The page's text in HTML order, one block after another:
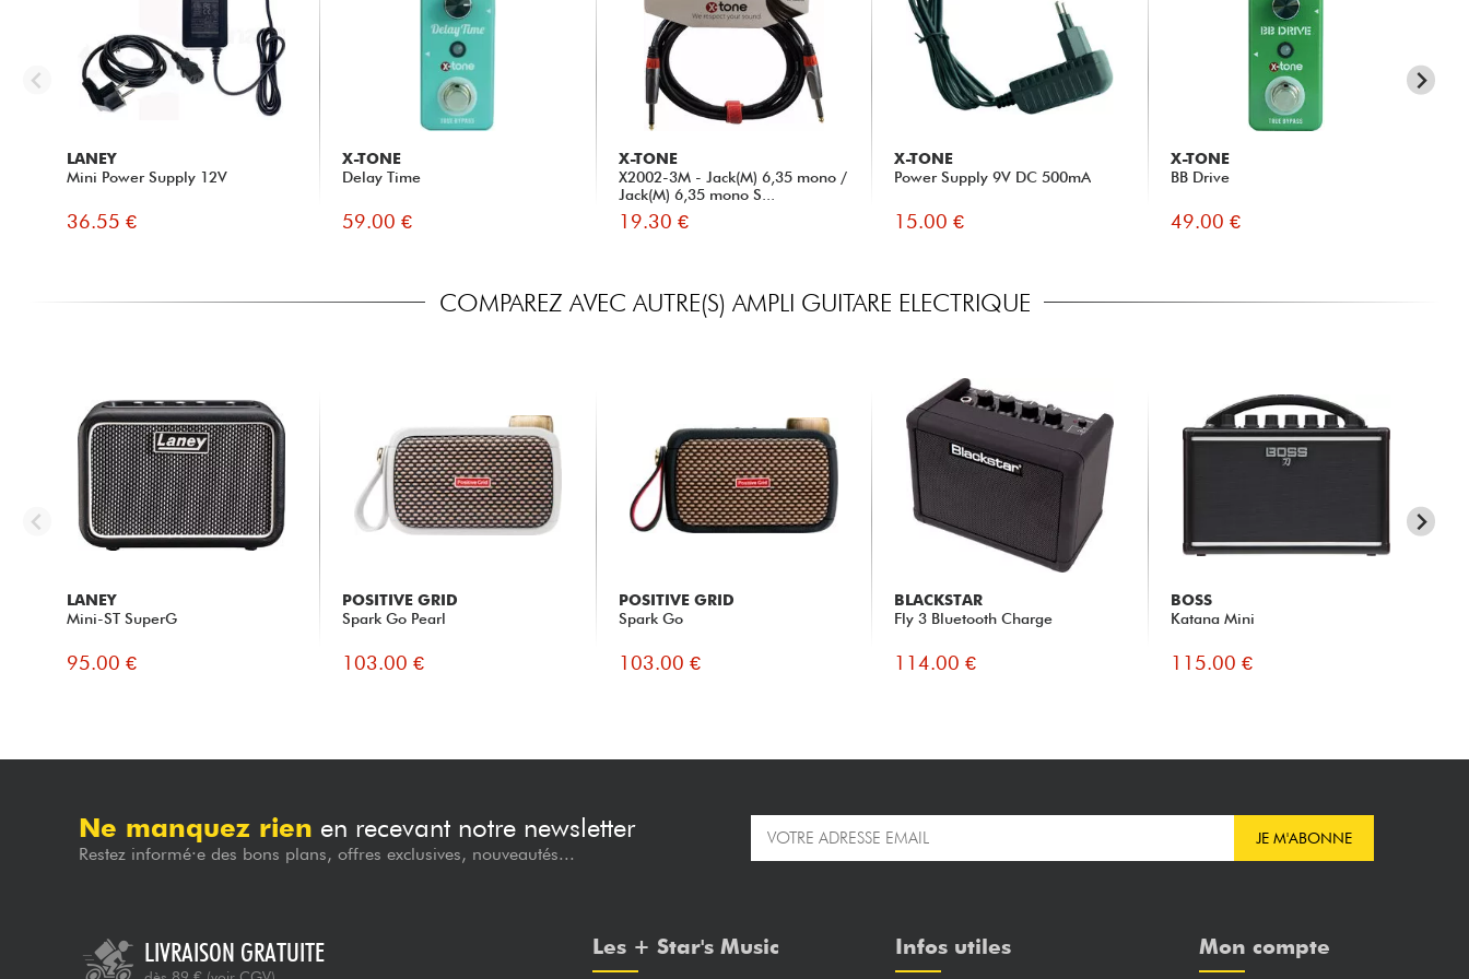
LANEY
Mini Power Supply 12V
36.55 €
X-TONE
Delay Time
59.00 €
X-TONE
X2002-3M - Jack(M) 6,35 mono /
Jack(M) 6,35 mono S...
19.30 €
X-TONE
Power Supply 9V DC 500mA
15.00 €
X-TONE
BB Drive
49.00 €
COMPAREZ AVEC AUTRE(S) AMPLI GUITARE ELECTRIQUE
LANEY
Mini-ST SuperG
95.00 €
POSITIVE GRID
Spark Go Pearl
103.00 €
POSITIVE GRID
Spark Go
103.00 €
BLACKSTAR
Fly 3 Bluetooth Charge
114.00 €
BOSS
Katana Mini
115.00 €
Ne manquez rien en recevant notre newsletter
Restez informé·e des bons plans, offres exclusives, nouveautés...
JE M'ABONNE
LIVRAISON GRATUITE Les + Star's Music Infos utiles Mon compte